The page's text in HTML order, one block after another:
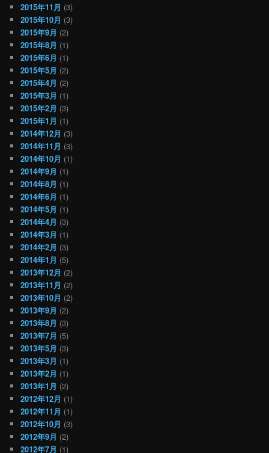
2015年11月 (3)
2015年10月 (3)
2015年9月 (2)
2015年8月 (1)
2015年6月 (1)
2015年5月 (2)
2015年4月 (2)
2015年3月 (1)
2015年2月 (3)
2015年1月 (1)
2014年12月 (3)
2014年11月 (3)
2014年10月 (1)
2014年9月 (1)
2014年8月 (1)
2014年6月 (1)
2014年5月 (1)
2014年4月 (3)
2014年3月 (1)
2014年2月 (3)
2014年1月 (5)
2013年12月 (2)
2013年11月 (2)
2013年10月 (2)
2013年9月 (2)
2013年8月 (3)
2013年7月 (5)
2013年5月 (3)
2013年3月 (1)
2013年2月 (1)
2013年1月 (2)
2012年12月 (1)
2012年11月 (1)
2012年10月 (3)
2012年9月 (2)
2012年7月 (1)